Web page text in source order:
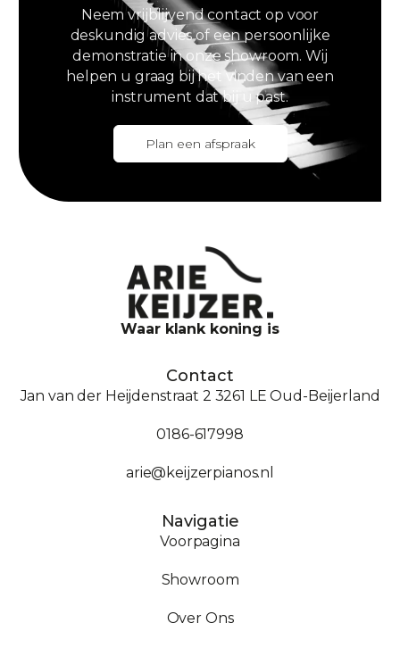
Neem vrijblijvend contact op voor
deskundig advies of een persoonlijke
demonstratie in onze showroom. Wij
helpen u graag bij het vinden van een
instrument dat bij u past.
Plan een afspraak
Waar klank koning is
Contact
Jan van der Heijdenstraat 2 3261 LE Oud-Beijerland
0186-617998
arie@keijzerpianos.nl
Navigatie
Voorpagina
Showroom
Over Ons